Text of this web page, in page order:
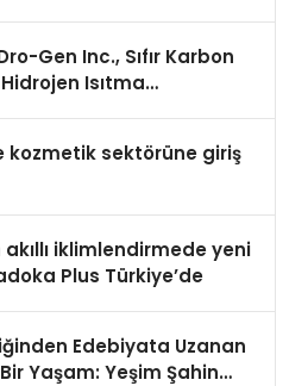
Gen Inc., Sıfır Karbon
Isıtma
kozmetik sektörüne giriş
akıllı iklimlendirmede yeni
Plus Türkiye’de
Edebiyata Uzanan
Yaşam: Yeşim Şahin